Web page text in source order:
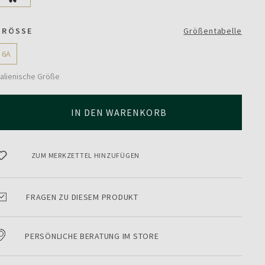
Größentabelle
6A
Größe
IN DEN WARENKORB
ZUM MERKZETTEL HINZUFÜGEN
FRAGEN ZU DIESEM PRODUKT
PERSÖNLICHE BERATUNG IM STORE